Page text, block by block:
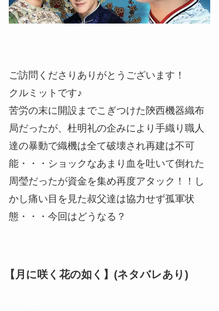
ご訪問くださりありがとうございます！
クルミットです♪
苦労の末に開設までこぎつけた陝西機器織布
局だったが、杜明礼の企みにより手織り職人
達の暴動で織機は全て破壊され再建は不可
能・・・ショックなあまり血を吐いて倒れた
周瑩だったが資金を集め再度アタック！！し
かし痛い目を見た叔父達は協力せず孤軍状
態・・・今回はどうなる？
【月に咲く花の如く】(ネタバレあり)